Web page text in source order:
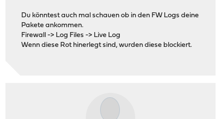
Du könntest auch mal schauen ob in den FW Logs deine
Pakete ankommen.
Firewall -> Log Files -> Live Log
Wenn diese Rot hinerlegt sind, wurden diese blockiert.